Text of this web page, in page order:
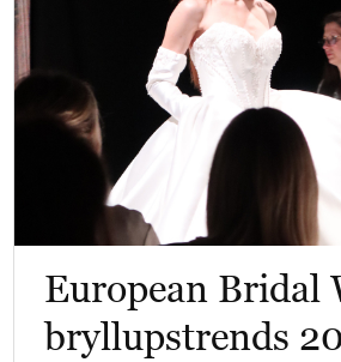
European Bridal
bryllupstrends